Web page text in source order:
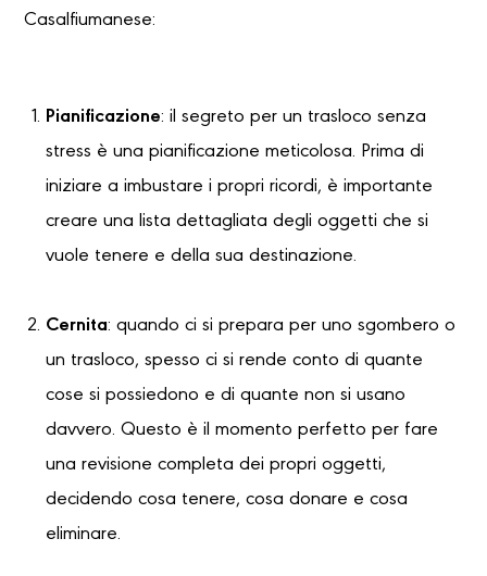
Casalfiumanese:
Pianificazione: il segreto per un trasloco senza
stress è una pianificazione meticolosa. Prima di
iniziare a imbustare i propri ricordi, è importante
creare una lista dettagliata degli oggetti che si
vuole tenere e della sua destinazione.
Cernita: quando ci si prepara per uno sgombero o
un trasloco, spesso ci si rende conto di quante
cose si possiedono e di quante non si usano
davvero. Questo è il momento perfetto per fare
una revisione completa dei propri oggetti,
decidendo cosa tenere, cosa donare e cosa
eliminare.